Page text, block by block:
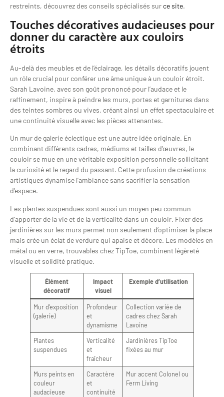
restreints, découvrez des conseils spécialisés sur ce site.
Touches décoratives audacieuses pour
donner du caractère aux couloirs
étroits
Au-delà des meubles et de l’éclairage, les détails décoratifs jouent
un rôle crucial pour conférer une âme unique à un couloir étroit.
Sarah Lavoine, avec son goût prononcé pour l’audace et le
raffinement, inspire à peindre les murs, portes et garnitures dans
des teintes sombres ou vives, créant ainsi un effet spectaculaire et
une continuité visuelle avec les pièces attenantes.
Un mur de galerie éclectique est une autre idée originale. En
combinant différents cadres, médiums et tailles d’œuvres, le
couloir se mue en une véritable exposition personnelle sollicitant
la curiosité et le regard du passant. Cette profusion de créations
artistiques dynamise l’ambiance sans sacrifier la sensation
d’espace.
Les plantes suspendues sont aussi un moyen peu commun
d’apporter de la vie et de la verticalité dans un couloir. Fixer des
jardinières sur les murs permet non seulement d’optimiser la place
mais crée un éclat de verdure qui apaise et décore. Les modèles en
métal ou en verre, trouvables chez TipToe, combinent légèreté
visuelle et solidité pratique.
Élément
décoratif
Impact
visuel
Exemple d’utilisation
Mur d’exposition
(galerie)
Profondeur
et
dynamisme
Collection variée de
cadres chez Sarah
Lavoine
Plantes
suspendues
Verticalité
et
fraîcheur
Jardinières TipToe
fixées au mur
Murs peints en
couleur
audacieuse
Caractère
et
continuité
Mur accent Colonel ou
Ferm Living